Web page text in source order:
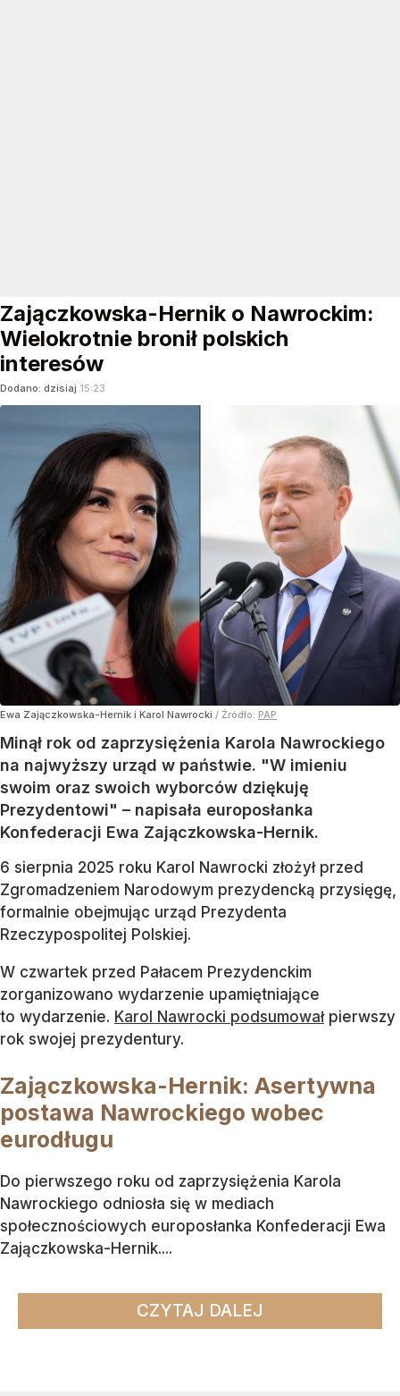
Zajączkowska-Hernik o Nawrockim:
Wielokrotnie bronił polskich
interesów
Dodano: dzisiaj 15:23
Ewa Zajączkowska-Hernik i Karol Nawrocki / Źródło: PAP
Minął rok od zaprzysiężenia Karola Nawrockiego
na najwyższy urząd w państwie. "W imieniu
swoim oraz swoich wyborców dziękuję
Prezydentowi" – napisała europosłanka
Konfederacji Ewa Zajączkowska-Hernik.
6 sierpnia 2025 roku Karol Nawrocki złożył przed
Zgromadzeniem Narodowym prezydencką przysięgę,
formalnie obejmując urząd Prezydenta
Rzeczypospolitej Polskiej.
W czwartek przed Pałacem Prezydenckim
zorganizowano wydarzenie upamiętniające
to wydarzenie. Karol Nawrocki podsumowałpierwszy
rok swojej prezydentury.
Zajączkowska-Hernik: Asertywna
postawa Nawrockiego wobec
eurodługu
Do pierwszego roku od zaprzysiężenia Karola
Nawrockiego odniosła się w mediach
społecznościowych europosłanka Konfederacji Ewa
Zajączkowska-Hernik....
CZYTAJ DALEJ